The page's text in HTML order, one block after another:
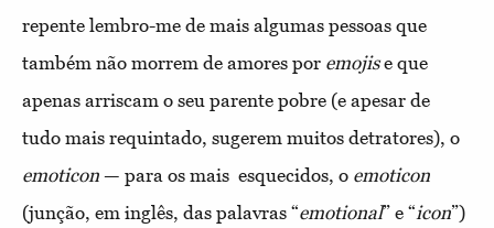
repente lembro-me de mais algumas pessoas que
também não morrem de amores por emojise que
apenas arriscam o seu parente pobre (e apesar de
tudo mais requintado, sugerem muitos detratores), o
emoticon — para os mais esquecidos, o emoticon
(junção, em inglês, das palavras “emotional” e “icon”)